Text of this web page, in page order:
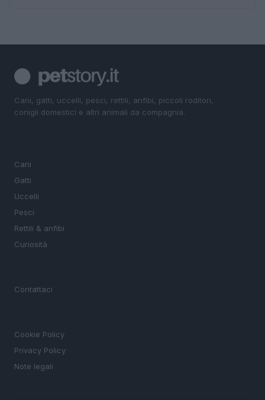
Cani, gatti, uccelli, pesci, rettili, anfibi, piccoli roditori,
conigli domestici e altri animali da compagnia.
Cani
Gatti
Uccelli
Pesci
Rettili & anfibi
Curiosità
Contattaci
Cookie Policy
Privacy Policy
Note legali